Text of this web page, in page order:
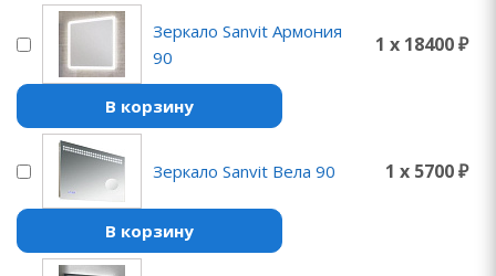
Зеркало Sanvit Армония
90
1 x 18400 ₽
В корзину
Зеркало Sanvit Вела 90 1 x 5700 ₽
В корзину